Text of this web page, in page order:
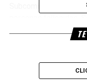
Subcomisaría de
64 años, y Genaro
martes se hicieron
Durán, en Mariano